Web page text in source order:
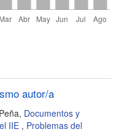
autor/a
Documentos y
IIE , Problemas del